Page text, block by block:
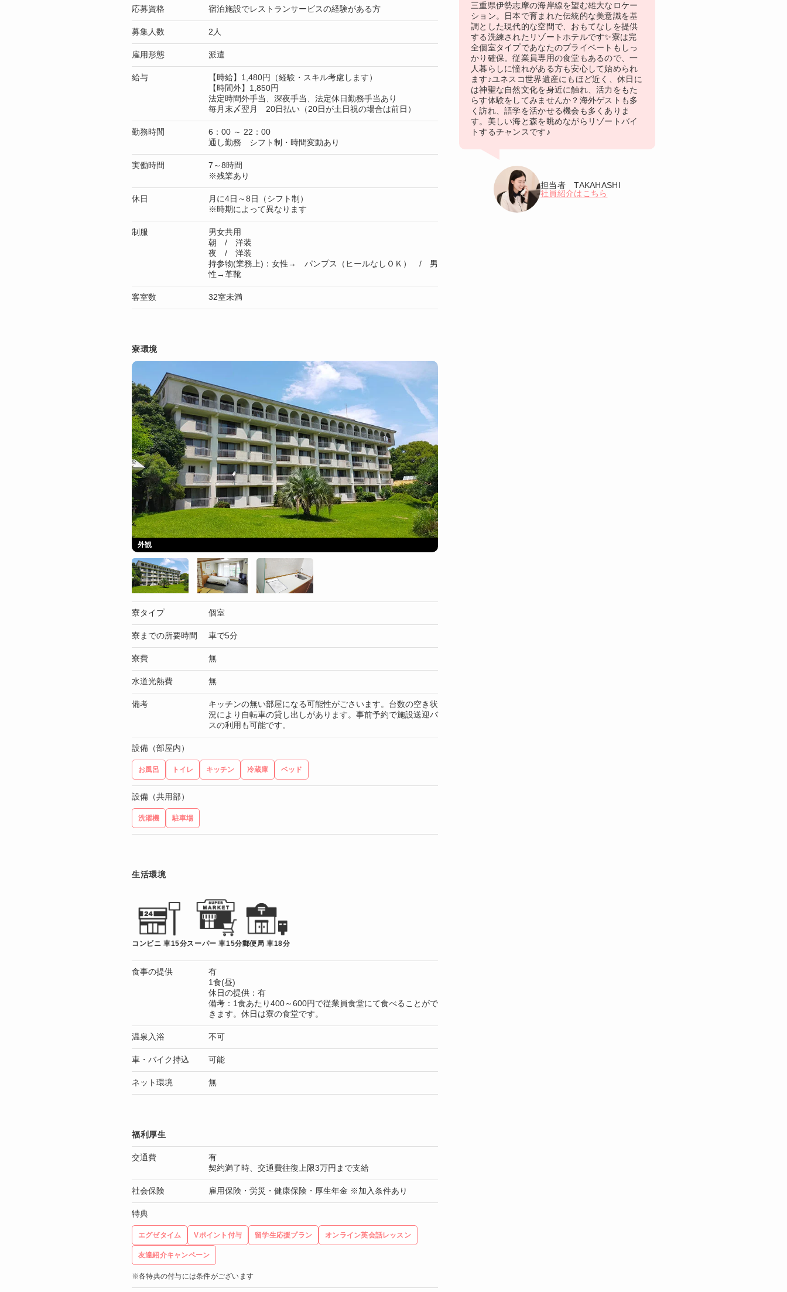
三重県伊勢志摩の海岸線を望む雄大なロケー
ション。日本で育まれた伝統的な美意識を基
調とした現代的な空間で、おもてなしを提供
する洗練されたリゾートホテルです✨寮は完
全個室タイプであなたのプライベートもしっ
かり確保。従業員専用の食堂もあるので、一
人暮らしに憧れがある方も安心して始められ
ます♪ユネスコ世界遺産にもほど近く、休日に
は神聖な自然文化を身近に触れ、活力をもた
らす体験をしてみませんか？海外ゲストも多
く訪れ、語学を活かせる機会も多くありま
す。美しい海と森を眺めながらリゾートバイ
トするチャンスです♪
担当者 TAKAHASHI
社員紹介はこちら
応募資格 宿泊施設でレストランサービスの経験がある方
募集人数 2人
雇用形態 派遣
給与
【時給】1,480円（経験・スキル考慮します）
【時間外】1,850円
法定時間外手当、深夜手当、法定休日勤務手当あり
毎月末〆翌月 20日払い（20日が土日祝の場合は前日）
勤務時間
6：00 ～ 22：00
通し勤務 シフト制・時間変動あり
実働時間
7～8時間
※残業あり
休日
月に4日～8日（シフト制）
※時期によって異なります
制服
男女共用
朝 / 洋装
夜 / 洋装
持参物(業務上)：女性→ パンプス（ヒールなしＯＫ） / 男
性→革靴
客室数 32室未満
寮環境
外観
寮タイプ 個室
寮までの所要時間 車で5分
寮費 無
水道光熱費 無
備考
キッチンの無い部屋になる可能性がごさいます。台数の空き状
況により自転車の貸し出しがあります。事前予約で施設送迎バ
スの利用も可能です。
設備（部屋内）
お風呂 トイレ キッチン 冷蔵庫 ベッド
設備（共用部）
洗濯機 駐車場
生活環境
コンビニ 車15分スーパー 車15分郵便局 車18分
食事の提供
有
1食(昼)
休日の提供：有
備考：1食あたり400～600円で従業員食堂にて食べることがで
きます。休日は寮の食堂です。
温泉入浴 不可
車・バイク持込 可能
ネット環境 無
福利厚生
交通費
有
契約満了時、交通費往復上限3万円まで支給
社会保険 雇用保険・労災・健康保険・厚生年金 ※加入条件あり
特典
エグゼタイム Vポイント付与 留学生応援プラン オンライン英会話レッスン
友達紹介キャンペーン
※各特典の付与には条件がございます